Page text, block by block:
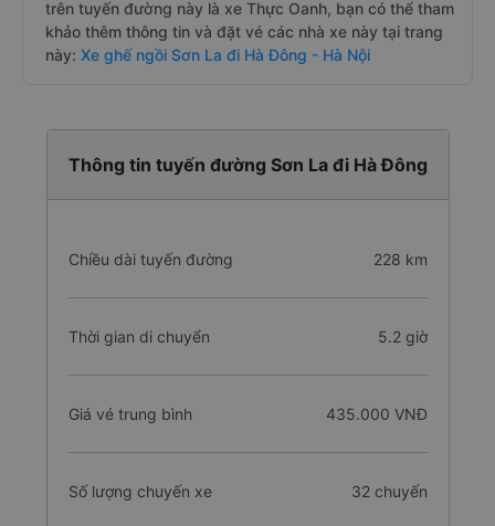
trên tuyến đường này là xe Thực Oanh, bạn có thể tham
khảo thêm thông tin và đặt vé các nhà xe này tại trang
này: Xe ghế ngồi Sơn La đi Hà Đông - Hà Nội
Thông tin tuyến đường Sơn La đi Hà Đông
Chiều dài tuyến đường 228 km
Thời gian di chuyển 5.2 giờ
Giá vé trung bình 435.000 VNĐ
Số lượng chuyến xe 32 chuyến